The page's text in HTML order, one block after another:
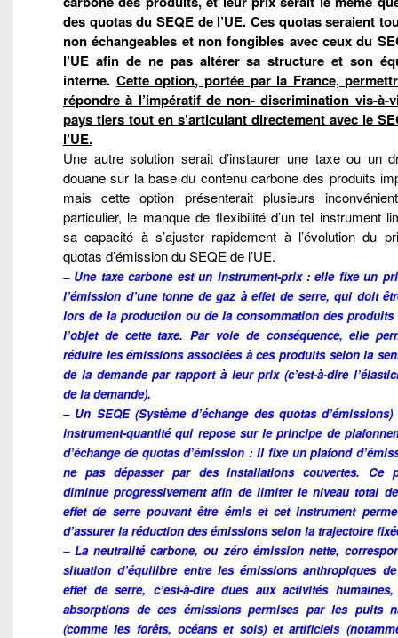
des quotas du SEQE de l’UE. Ces quotas seraient
non échangeables et non fongibles avec ceux du
l’UE afin de ne pas altérer sa structure et son
interne. Cette option, portée par la France,
répondre à l’impératif de non- discrimination vis-à-
pays tiers tout en s’articulant directement avec le
l’UE.
Une autre solution serait d’instaurer une taxe ou un
douane sur la base du contenu carbone des produits
mais cette option présenterait plusieurs
particulier, le manque de flexibilité d’un tel instrument
sa capacité à s’ajuster rapidement à l’évolution du
quotas d’émission du SEQE de l’UE.
– Une taxe carbone est un instrument-prix : elle fixe un
l’émission d’une tonne de gaz à effet de serre, qui doit
lors de la production ou de la consommation des produits
l’objet de cette taxe. Par voie de conséquence, elle
réduire les émissions associées à ces produits selon la
de la demande par rapport à leur prix (c’est-à-dire
de la demande).
– Un SEQE (Système d’échange des quotas
instrument-quantité qui repose sur le principe de
d’échange de quotas d’émission : il fixe un plafond
ne pas dépasser par des installations couvertes. Ce
diminue progressivement afin de limiter le niveau total
effet de serre pouvant être émis et cet instrument
d’assurer la réduction des émissions selon la trajectoire
– La neutralité carbone, ou zéro émission nette,
situation d’équilibre entre les émissions anthropiques
effet de serre, c’est-à-dire dues aux activités
absorptions de ces émissions permises par les puits
(comme les forêts, océans et sols) et artificiels